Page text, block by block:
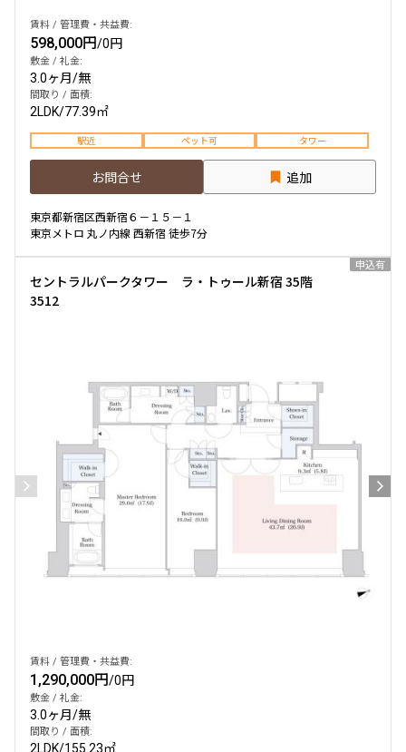
賃料 / 管理費・共益費:
598,000円/0円
敷金 / 礼金:
3.0ヶ月/無
間取り / 面積:
2LDK/77.39㎡
駅近 ペット可 タワー
お問合せ 追加
東京都新宿区西新宿６－１５－１
東京メトロ 丸ノ内線 西新宿 徒歩7分
セントラルパークタワー ラ・トゥール新宿 35階
3512
申込有
賃料 / 管理費・共益費:
1,290,000円/0円
敷金 / 礼金:
3.0ヶ月/無
間取り / 面積:
2LDK/155.23㎡